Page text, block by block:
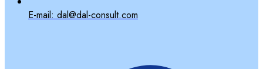
E-mail: dal@dal-consult.com